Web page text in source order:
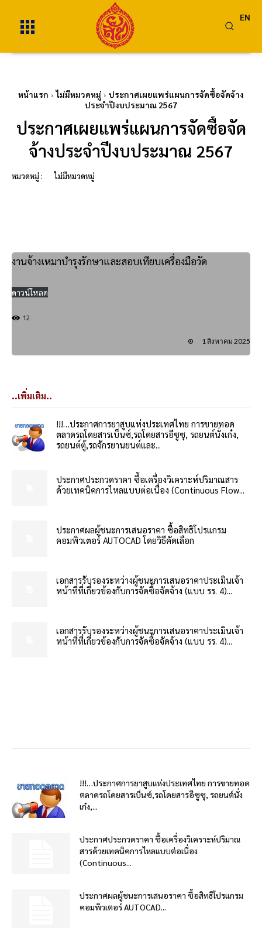
EN
หน้าแรก ไม่มีหมวดหมู่
ประกาศเผยแพร่แผนการจัดซื้อจัดจ้าง
ประจำปีงบประมาณ 2567
ประกาศเผยแพร่แผนการจัดซื้อจัด
จ้างประจำปีงบประมาณ 2567
หมวดหมู่ : ไม่มีหมวดหมู่
งานจ้างเหมาบำรุงรักษาและสอบเทียบเครื่องมือวัด
ดาวน์โหลด
12
1 สิงหาคม 2025
..เพิ่มเติม..
!!!…ประกาศการยาสูบแห่งประเทศไทย การขายทอด
ตลาดรถโดยสารเบ็นซ์,รถโดยสารอีซูซุ, รถยนต์นั่งเก๋ง,
รถยนต์ตู้,รถจักรยานยนต์และ...
ประกาศประกวดราคา ซื้อเครื่องวิเคราะห์ปริมาณสาร
ด้วยเทคนิคการไหลแบบต่อเนื่อง (Continuous Flow...
ประกาศผลผู้ชนะการเสนอราคา ซื้อสิทธิโปรแกรม
คอมพิวเตอร์ AUTOCAD โดยวิธีคัดเลือก
เอกสารรับรองระหว่างผู้ชนะการเสนอราคาประเมินเจ้า
หน้าที่ที่เกี่ยวข้องกับการจัดซื้อจัดจ้าง (แบบ รร. 4)...
เอกสารรับรองระหว่างผู้ชนะการเสนอราคาประเมินเจ้า
หน้าที่ที่เกี่ยวข้องกับการจัดซื้อจัดจ้าง (แบบ รร. 4)...
!!!…ประกาศการยาสูบแห่งประเทศไทย การขายทอด
ตลาดรถโดยสารเบ็นซ์,รถโดยสารอีซูซุ, รถยนต์นั่ง
เก๋ง,...
ประกาศประกวดราคา ซื้อเครื่องวิเคราะห์ปริมาณ
สารด้วยเทคนิคการไหลแบบต่อเนื่อง
(Continuous...
ประกาศผลผู้ชนะการเสนอราคา ซื้อสิทธิโปรแกรม
คอมพิวเตอร์ AUTOCAD...